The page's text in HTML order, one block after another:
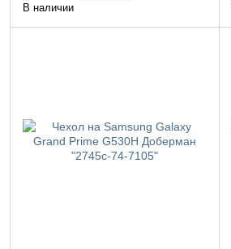
В наличии